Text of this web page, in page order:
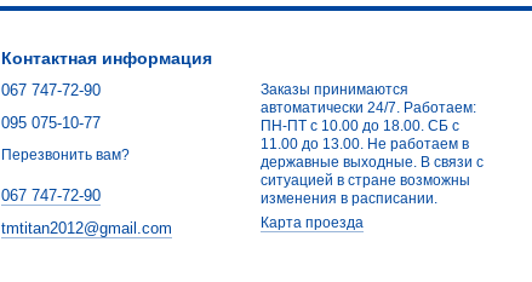
Контактная информация
067 747-72-90
095 075-10-77
Перезвонить вам?
067 747-72-90
tmtitan2012@gmail.com
Заказы принимаются
автоматически 24/7. Работаем:
ПН-ПТ с 10.00 до 18.00. СБ с
11.00 до 13.00. Не работаем в
державные выходные. В связи с
ситуацией в стране возможны
изменения в расписании.
Карта проезда